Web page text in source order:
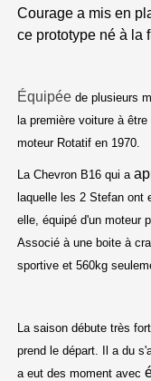
Courage a mis en
ce prototype né à la
Équipéede plusieurs
la première voiture à
moteur Rotatif en 1970.
La Chevron B16 qui a
laquelle les 2 Stefan ont
elle, équipé d'un moteur
Associé à une boite à
sportive et 560kg
La saison débute très
prend le départ. Il a du
a eut des moment avec